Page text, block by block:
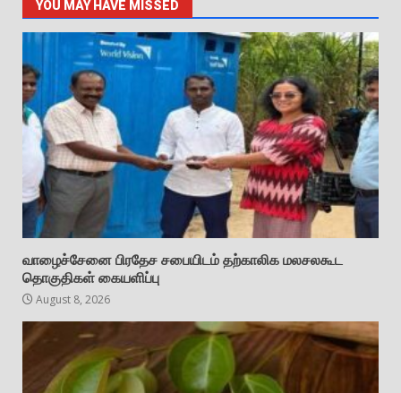
YOU MAY HAVE MISSED
வாழைச்சேனை பிரதேச சபையிடம் தற்காலிக மலசலகூட
தொகுதிகள் கையளிப்பு
August 8, 2026